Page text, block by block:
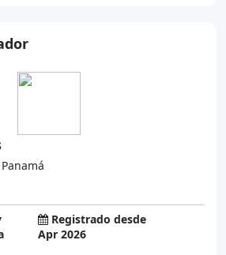
Registrado desde
Apr 2026